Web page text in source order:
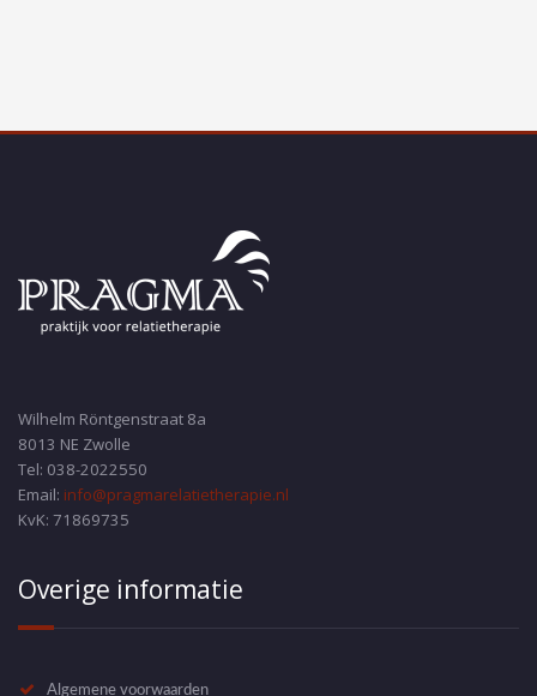
Wilhelm Röntgenstraat 8a
8013 NE Zwolle
Tel: 038-2022550
Email: info@pragmarelatietherapie.nl
KvK: 71869735
Overige informatie
Algemene voorwaarden